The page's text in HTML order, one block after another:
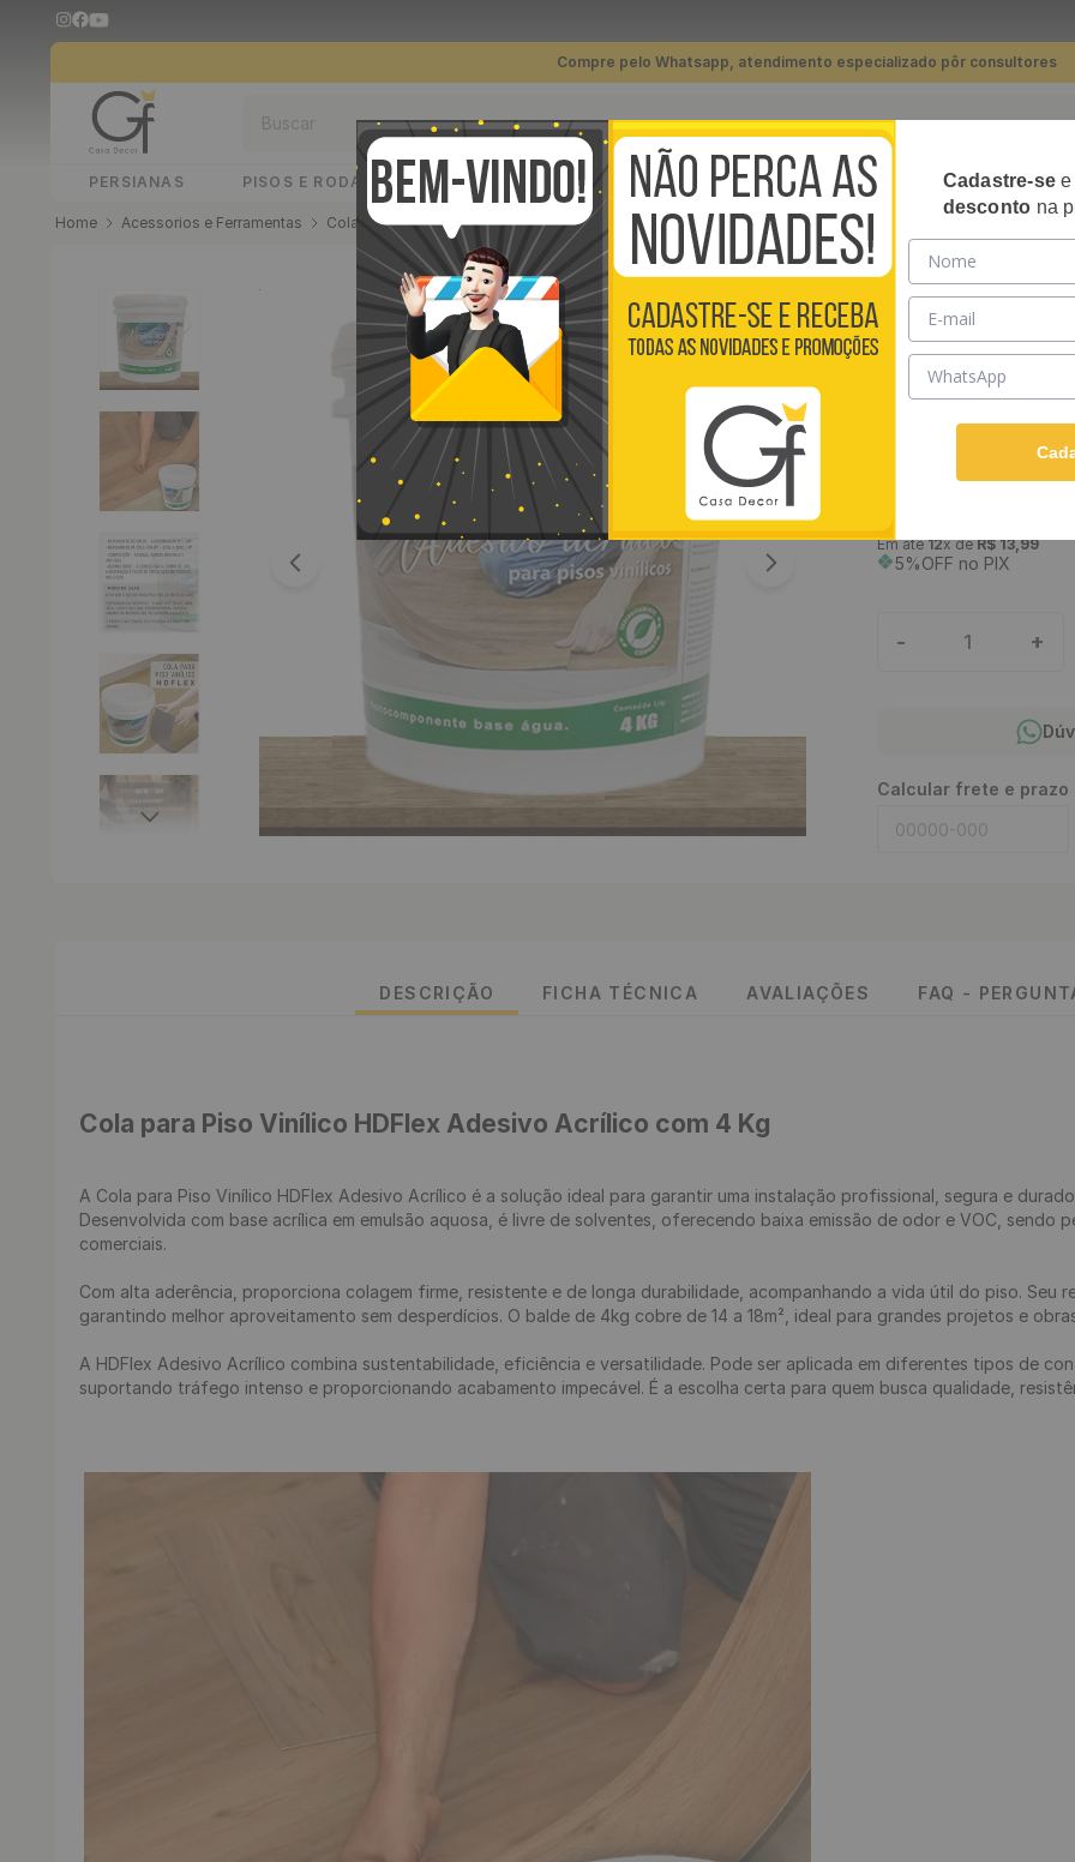
Compre pelo Whatsapp, atendimento especializado pôr consultores
PERSIANAS PISOS E RODAPÉS PAINÉIS RIPADOS PLACAS 3D PAPÉIS DE PAREDE
Acessorios e Ferramentas Colas Cola Para Piso Vinílico HDFlex Adesivo Acrílico 4KG
COLA PARA
4KG
1
Adesivo acrílico em
aderência. Para
superfícies horizontais e
Ver descrição completa
Em até12x deR$ 13,99
5%OFF no PIX
- 1 +
Calcular frete e prazo
DESCRIÇÃO FICHA TÉCNICA AVALIAÇÕES FAQ -
Cola para Piso Vinílico HDFlex Adesivo Acrílico com 4 Kg
A Cola para Piso Vinílico HDFlex Adesivo Acrílico é a solução ideal para garantir uma instalação profissional, segura e
Desenvolvida com base acrílica em emulsão aquosa, é livre de solventes, oferecendo baixa emissão de odor e VOC, sendo
comerciais.
Com alta aderência, proporciona colagem firme, resistente e de longa durabilidade, acompanhando a vida útil do piso. Seu
garantindo melhor aproveitamento sem desperdícios. O balde de 4kg cobre de 14 a 18m², ideal para grandes projetos e
A HDFlex Adesivo Acrílico combina sustentabilidade, eficiência e versatilidade. Pode ser aplicada em diferentes tipos de
suportando tráfego intenso e proporcionando acabamento impecável. É a escolha certa para quem busca qualidade,
1
º banheiro
quarto
cozinha
5º infantil
sala
7 papel parede
piso vinílico click
10 piso vinílico
Cadastre-see
desconto na